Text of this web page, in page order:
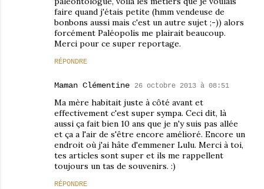
faire quand j'étais petite (hmm vendeuse de
bonbons aussi mais c'est un autre sujet ;-)) alors
forcément Paléopolis me plairait beaucoup.
Merci pour ce super reportage.
RÉPONDRE
Maman Clémentine 26 octobre 2013 à 08:51
Ma mère habitait juste à côté avant et
effectivement c'est super sympa. Ceci dit, là
aussi ça fait bien 10 ans que je n'y suis pas allée
et ça a l'air de s'être encore amélioré. Encore un
endroit où j'ai hâte d'emmener Lulu. Merci à toi,
tes articles sont super et ils me rappellent
toujours un tas de souvenirs. :)
RÉPONDRE